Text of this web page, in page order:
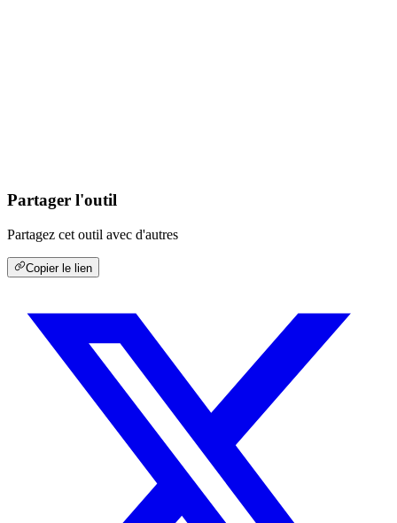
Partager l'outil
Partagez cet outil avec d'autres
Copier le lien